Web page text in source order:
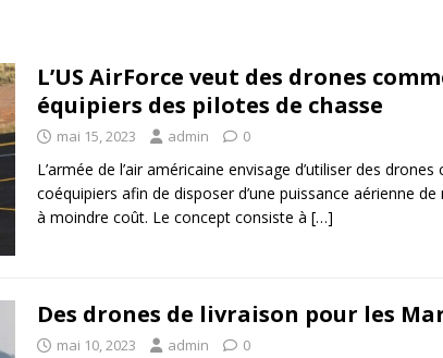
L’US AirForce veut des drones
équipiers des pilotes de chasse
mai 15, 2023 admin 0
L’armée de l’air américaine envisage d’utiliser des drones
coéquipiers afin de disposer d’une puissance aérienne de
à moindre coût. Le concept consiste à […]
Des drones de livraison pour les
mai 10, 2023 admin 0